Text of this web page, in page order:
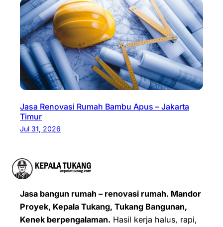
Jasa Renovasi Rumah Bambu Apus – Jakarta
Timur
Jul 31, 2026
Jasa bangun rumah – renovasi rumah. Mandor
Proyek, Kepala Tukang, Tukang Bangunan,
Kenek berpengalaman. Hasil kerja halus, rapi,